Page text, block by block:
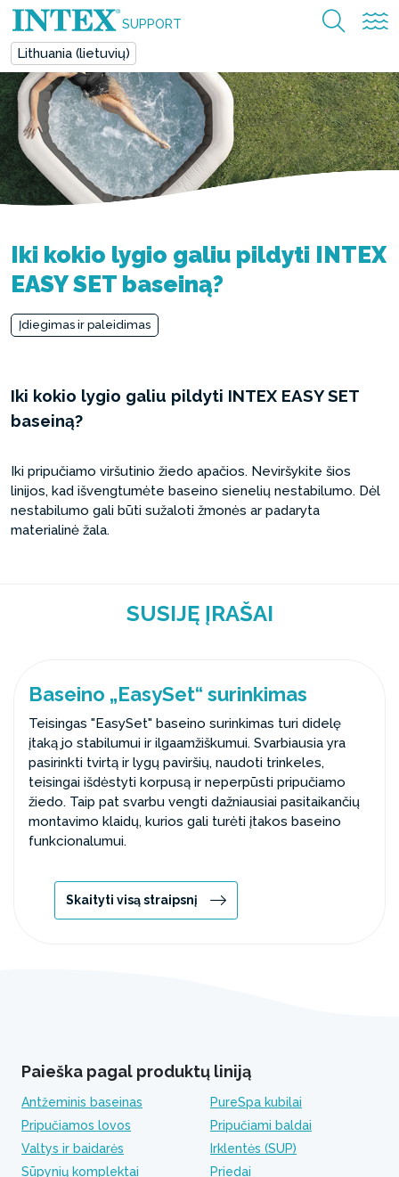
SUPPORT
Lithuania (lietuvių)
Iki kokio lygio galiu pildyti INTEX
EASY SET baseiną?
Įdiegimas ir paleidimas
Iki kokio lygio galiu pildyti INTEX EASY SET
baseiną?
Iki pripučiamo viršutinio žiedo apačios. Neviršykite šios
linijos, kad išvengtumėte baseino sienelių nestabilumo. Dėl
nestabilumo gali būti sužaloti žmonės ar padaryta
materialinė žala.
SUSIJĘ ĮRAŠAI
Baseino „EasySet“ surinkimas
Teisingas "EasySet" baseino surinkimas turi didelę
įtaką jo stabilumui ir ilgaamžiškumui. Svarbiausia yra
pasirinkti tvirtą ir lygų paviršių, naudoti trinkeles,
teisingai išdėstyti korpusą ir neperpūsti pripučiamo
žiedo. Taip pat svarbu vengti dažniausiai pasitaikančių
montavimo klaidų, kurios gali turėti įtakos baseino
funkcionalumui.
Skaityti visą straipsnį
Paieška pagal produktų liniją
Antžeminis baseinas
PureSpa kubilai
Pripučiamos lovos
Pripučiami baldai
Valtys ir baidarės
Irklentės (SUP)
Sūpynių komplektai
Priedai